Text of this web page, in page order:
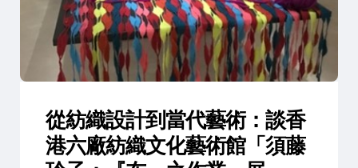
從紡織設計到當代藝術：談香
港六廠紡織文化藝術館「須藤